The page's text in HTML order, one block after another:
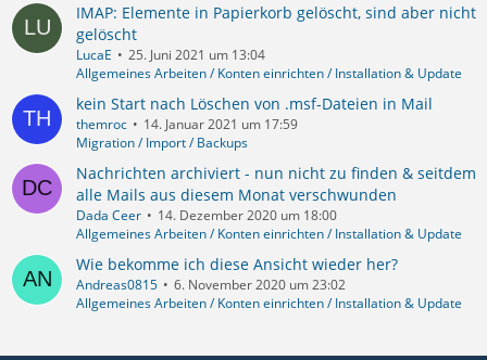
IMAP: Elemente in Papierkorb gelöscht, sind aber nicht
gelöscht
LucaE
25. Juni 2021 um 13:04
Allgemeines Arbeiten / Konten einrichten / Installation & Update
kein Start nach Löschen von .msf-Dateien in Mail
themroc
14. Januar 2021 um 17:59
Migration / Import / Backups
Nachrichten archiviert - nun nicht zu finden & seitdem
alle Mails aus diesem Monat verschwunden
Dada Ceer
14. Dezember 2020 um 18:00
Allgemeines Arbeiten / Konten einrichten / Installation & Update
Wie bekomme ich diese Ansicht wieder her?
Andreas0815
6. November 2020 um 23:02
Allgemeines Arbeiten / Konten einrichten / Installation & Update